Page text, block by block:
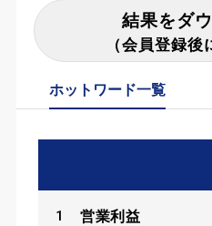
結果をダ
（会員登録後
ホットワード一覧
1 営業利益